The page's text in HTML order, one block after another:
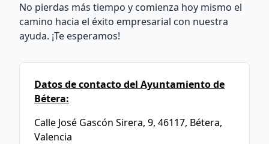
No pierdas más tiempo y comienza hoy mismo el
camino hacia el éxito empresarial con nuestra
ayuda. ¡Te esperamos!
Datos de contacto del Ayuntamiento de
Bétera:
Calle José Gascón Sirera, 9, 46117, Bétera,
Valencia